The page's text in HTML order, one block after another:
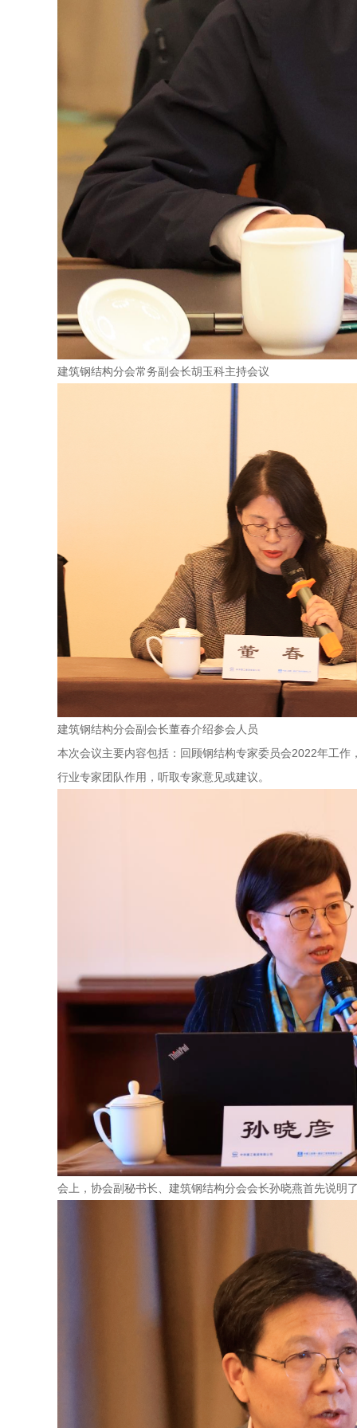
建筑钢结构分会常务副会长胡玉科主持会议
建筑钢结构分会副会长董春介绍参会人员
本次会议主要内容包括：回顾钢结构专家委员会2022年工
行业专家团队作用，听取专家意见或建议。
会上，协会副秘书长、建筑钢结构分会会长孙晓燕首先说明